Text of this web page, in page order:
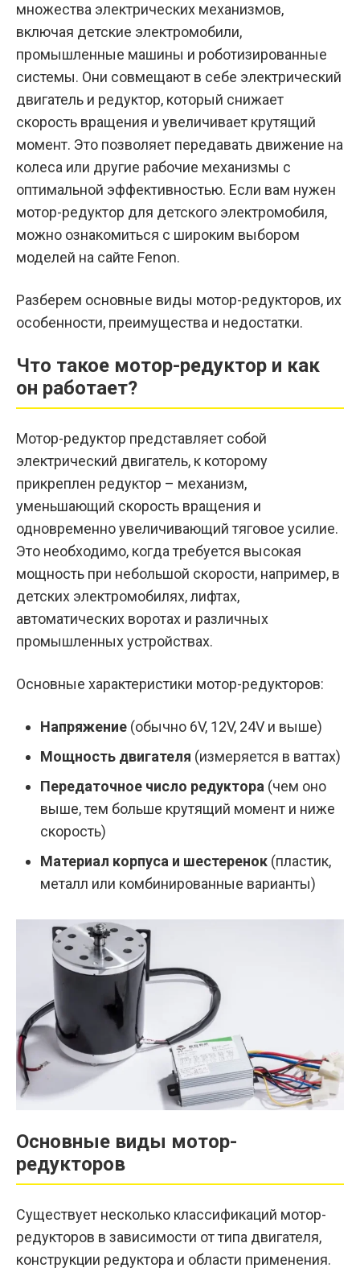
множества электрических механизмов,
включая детские электромобили,
промышленные машины и роботизированные
системы. Они совмещают в себе электрический
двигатель и редуктор, который снижает
скорость вращения и увеличивает крутящий
момент. Это позволяет передавать движение на
колеса или другие рабочие механизмы с
оптимальной эффективностью. Если вам нужен
мотор-редуктор для детского электромобиля,
можно ознакомиться с широким выбором
моделей на сайте Fenon.
Разберем основные виды мотор-редукторов, их
особенности, преимущества и недостатки.
Что такое мотор-редуктор и как
он работает?
Мотор-редуктор представляет собой
электрический двигатель, к которому
прикреплен редуктор – механизм,
уменьшающий скорость вращения и
одновременно увеличивающий тяговое усилие.
Это необходимо, когда требуется высокая
мощность при небольшой скорости, например, в
детских электромобилях, лифтах,
автоматических воротах и различных
промышленных устройствах.
Основные характеристики мотор-редукторов:
Напряжение (обычно 6V, 12V, 24V и выше)
Мощность двигателя (измеряется в ваттах)
Передаточное число редуктора (чем оно
выше, тем больше крутящий момент и ниже
скорость)
Материал корпуса и шестеренок (пластик,
металл или комбинированные варианты)
Основные виды мотор-
редукторов
Существует несколько классификаций мотор-
редукторов в зависимости от типа двигателя,
конструкции редуктора и области применения.